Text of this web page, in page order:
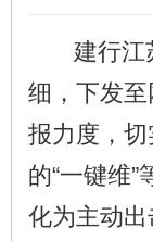
建行江苏
细，下发
报力度，
的“一键维
化为主动